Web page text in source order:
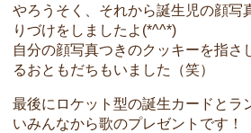
やろうそく、それから誕生児の顔写
りづけをしましたよ(*^^*)
自分の顔写真つきのクッキーを指さ
るおともだちもいました（笑）
最後にロケット型の誕生カードとラ
いみんなから歌のプレゼントです！